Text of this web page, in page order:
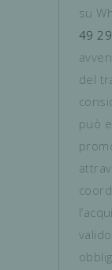
su
49 29
del
può